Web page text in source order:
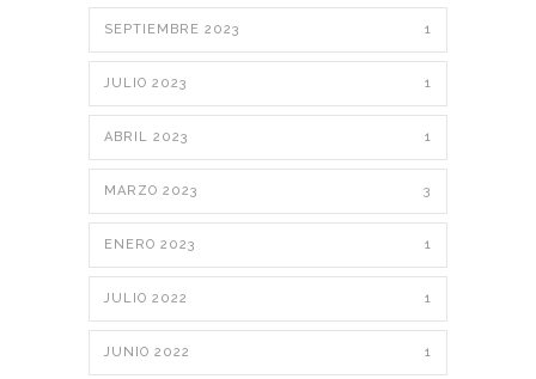
SEPTIEMBRE 2023 1
JULIO 2023 1
ABRIL 2023 1
MARZO 2023 3
ENERO 2023 1
JULIO 2022 1
JUNIO 2022 1